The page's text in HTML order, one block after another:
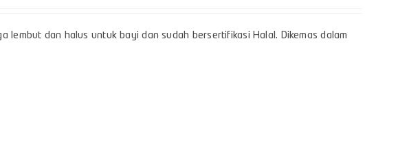
lembut dan halus untuk bayi dan sudah bersertifikasi Halal. Dikemas dalam